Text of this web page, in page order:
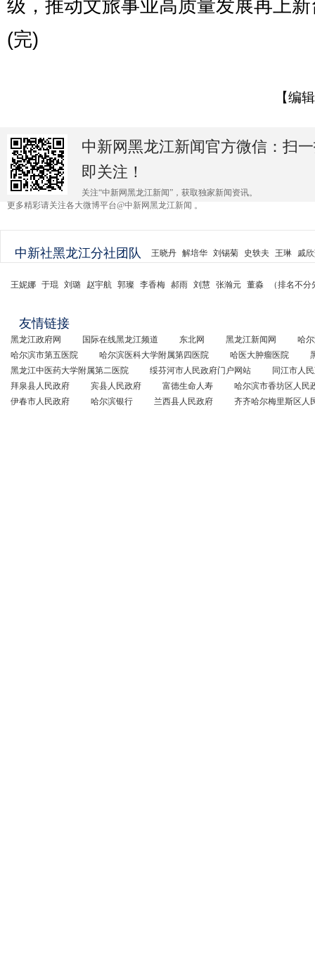
级，推动文旅事业高质量发展再上
(完)
【编
中新网黑龙江新闻官方微信：扫
即关注！
关注“中新网黑龙江新闻”，获取独家新闻资讯。
更多精彩请关注各大微博平台@中新网黑龙江新闻 。
中新社黑龙江分社团队 王晓丹 解培华 刘锡菊 史轶夫 王琳 戚
王妮娜 于琨 刘璐 赵宇航 郭璨 李香梅 郝雨 刘慧 张瀚元 董淼 （排名不
友情链接
黑龙江政府网 国际在线黑龙江频道 东北网 黑龙江新闻网
哈
哈尔滨市第五医院
哈尔滨医科大学附属第四医院 哈医大肿瘤医院
黑龙江中医药大学附属第二医院
绥芬河市人民政府门户网站
同江市人
拜泉县人民政府
宾县人民政府 富德生命人寿
哈尔滨市香坊区人民
伊春市人民政府
哈尔滨银行 兰西县人民政府 齐齐哈尔梅里斯区人